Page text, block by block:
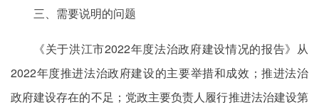
三、需要说明的问题
《关于洪江市2022年度法治政府建设情况的报告》从
2022年度推进法治政府建设的主要举措和成效；推进法治
政府建设存在的不足；党政主要负责人履行推进法治建设第